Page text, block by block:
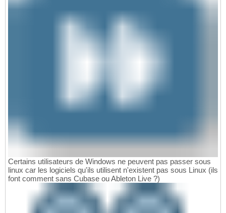
Certains utilisateurs de Windows ne peuvent pas passer sous
linux car les logiciels qu'ils utilisent n'existent pas sous Linux (ils
font comment sans Cubase ou Ableton Live ?)